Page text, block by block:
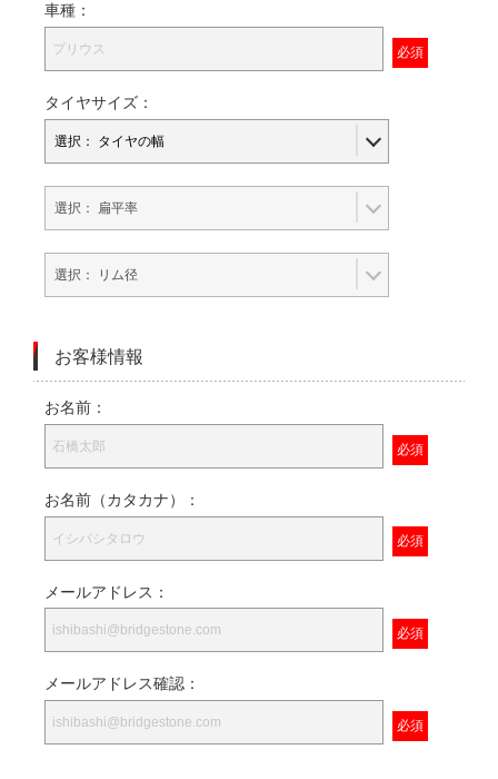
車種：
タイヤサイズ：
お客様情報
お名前：
お名前（カタカナ）：
メールアドレス：
メールアドレス確認：